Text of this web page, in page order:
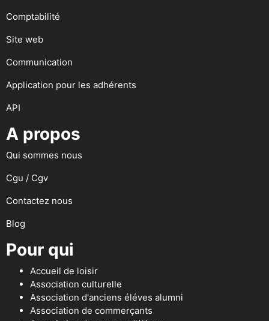
Comptabilité
Site web
Communication
Application pour les adhérents
API
A propos
Qui sommes nous
Cgu / Cgv
Contactez nous
Blog
Pour qui
Accueil de loisir
Association culturelle
Association d'anciens éléves alumni
Association de commerçants